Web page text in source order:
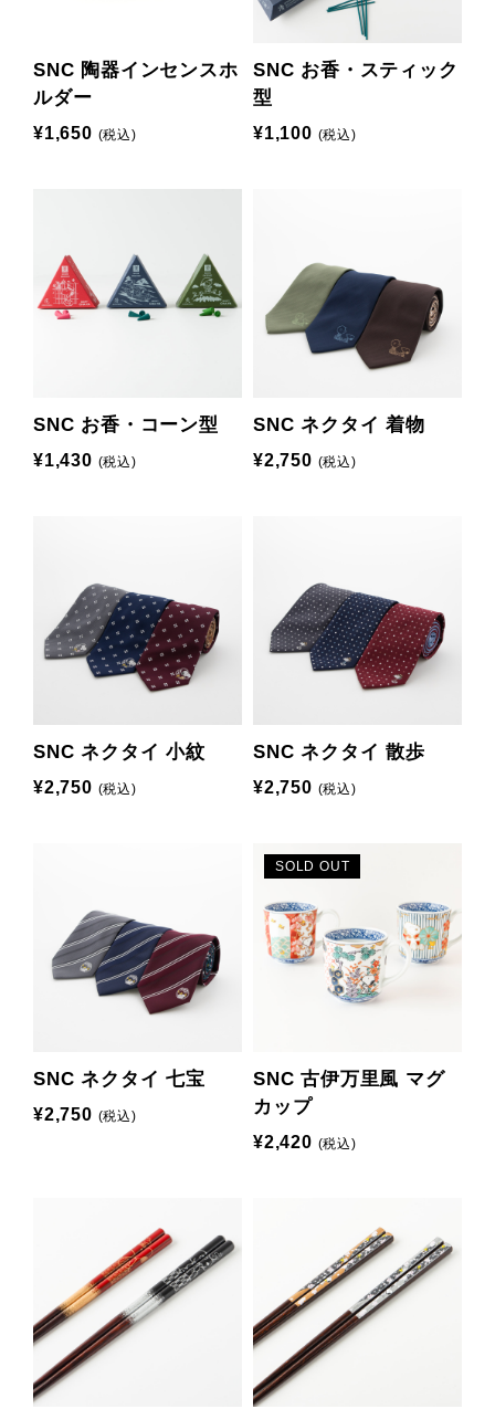
SNC 陶器インセンスホ
ルダー
¥1,650 (税込)
SNC お香・スティック
型
¥1,100 (税込)
SNC お香・コーン型
¥1,430 (税込)
SNC ネクタイ 着物
¥2,750 (税込)
SNC ネクタイ 小紋
¥2,750 (税込)
SNC ネクタイ 散歩
¥2,750 (税込)
SNC ネクタイ 七宝
¥2,750 (税込)
SOLD OUT
SNC 古伊万里風 マグ
カップ
¥2,420 (税込)